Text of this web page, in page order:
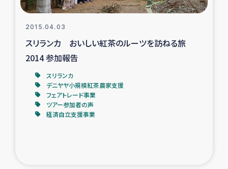
トルコにおけるシリア難民支援事業
インドネシア中部 スラウェシの地震・津波被災者支援
スリランカ ジャフナ県干物事業
2015.04.03
スリランカ おいしい紅茶のルーツを訪ねる旅
2014 参加報告
スリランカ
デニヤヤ小規模紅茶農家支援
フェアトレード事業
ツアー参加者の声
経済自立支援事業